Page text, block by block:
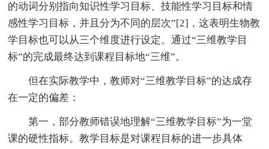
的动词分别指向知识性学习目标、技能性学习目标和情
感性学习目标，并且分为不同的层次”[2]，这表明生物教
学目标也可以从三个维度进行设定。通过“三维教学目
标”的完成最终达到课程目标地“三维”。
但在实际教学中，教师对“三维教学目标”的达成存
在一定的偏差：
第一，部分教师错误地理解“三维教学目标”为一堂
课的硬性指标。教学目标是对课程目标的进一步具体